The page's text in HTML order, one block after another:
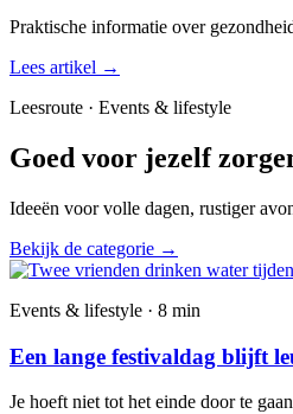
Praktische informatie over
Lees artikel →
Leesroute · Events & lifestyle
Goed voor jezelf
Ideeën voor volle dagen, rustiger
Bekijk de categorie →
Events & lifestyle · 8 min
Een lange festivaldag blijft
Je hoeft niet tot het einde door te